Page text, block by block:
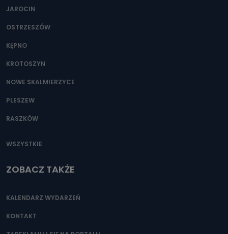
JAROCIN
OSTRZESZÓW
KĘPNO
KROTOSZYN
NOWE SKALMIERZYCE
PLESZEW
RASZKÓW
WSZYSTKIE
ZOBACZ TAKŻE
KALENDARZ WYDARZEŃ
KONTAKT